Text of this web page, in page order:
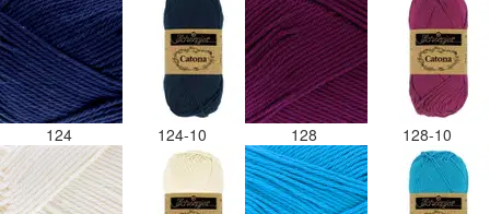
124 124-10 128 128-10